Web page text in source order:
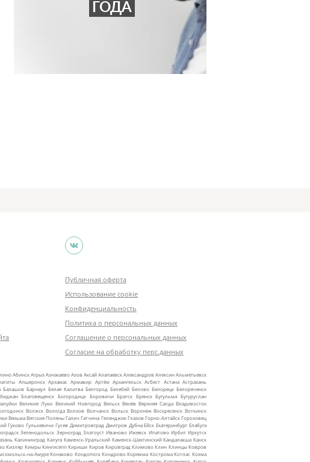
ГОДА
Публичная оферта
Использование cookie
Конфиденциальность
Политика о персональных данных
Соглашение о персональных данных
Согласие на обработку перс.данных
АбинскАгрызАзнакаевоАзовАксайАлапаевскАлександровАлексинАльметьевск
Апшеронск Арзамас Армавир Артём Архангельск Асбест Астана Астрахань
Балашов Барнаул Белая Калитва Белгород Белебей Белово Белорецк Белореченск
Благовещенск Богородицк Боровичи Братск Брянск Бугульма Бугуруслан
Великие Луки Великий Новгород Вельск Венёв Верхняя Салда Владивосток
Волжск Вологда Волхов Волчанск Вольск Воронеж Воскресенск Воткинск
Вязьма Вятские Поляны Галич Гатчина Геленджик Глазов Горно‑АлтайскГороховец
Гуково Гулькевичи Гусев Димитровград Дмитров Дубна Ейск Екатеринбург Елабуга
Зеленодольск Зерноград Златоуст Иваново Ижевск Ипатово Ирбит Иркутск
Калининград Калуга Каменск‑Уральский Каменск‑Шахтинский Кандалакша Канск
Кизляр Кимры Кингисепп Кириши Киров Кировград Климово Клин Клинцы Ковров
Конаково Кондопога Кондрово Коряжма Кострома Котлас Кохма